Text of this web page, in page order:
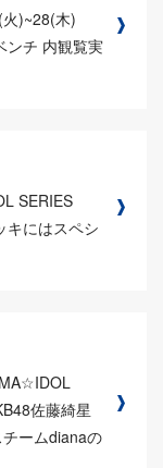
)~28(木)
ンチ 内観覧実
SERIES
キにはスペシ
佐藤綺星
ームdianaの